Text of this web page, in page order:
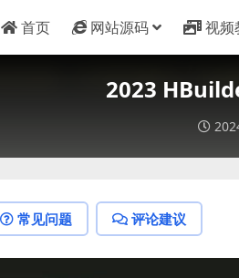
首页 网站源码 视频
2023
常见问题 评论建议